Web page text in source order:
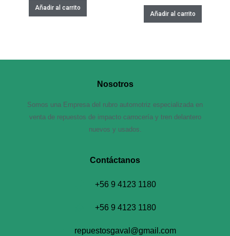
Añadir al carrito
Añadir al carrito
Nosotros
Somos una Empresa del rubro automotriz especializada en
venta de repuestos de impacto carrocería y tren delantero
nuevos y usados.
Contáctanos​
+56 9 4123 1180
+56 9 4123 1180
repuestosgaval@gmail.com